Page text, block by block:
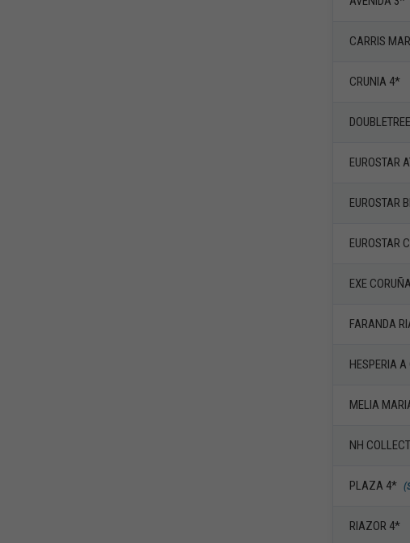
CARRIS
CRUNIA 4*
EUROSTAR
EUROSTAR
EUROSTAR
EXE
FARANDA
HESPERIA
MELIA
NH
PLAZA 4*
RIAZOR 4*